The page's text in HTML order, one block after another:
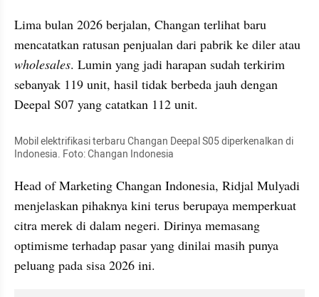
Lima bulan 2026 berjalan, Changan terlihat baru
wholesales. Lumin yang jadi harapan sudah terkirim
sebanyak 119 unit, hasil tidak berbeda jauh dengan
Deepal S07 yang catatkan 112 unit.
Mobil elektrifikasi terbaru Changan Deepal S05 diperkenalkan di
Indonesia. Foto: Changan Indonesia
Head of Marketing Changan Indonesia, Ridjal Mulyadi
menjelaskan pihaknya kini terus berupaya memperkuat
citra merek di dalam negeri. Dirinya memasang
optimisme terhadap pasar yang dinilai masih punya
peluang pada sisa 2026 ini.